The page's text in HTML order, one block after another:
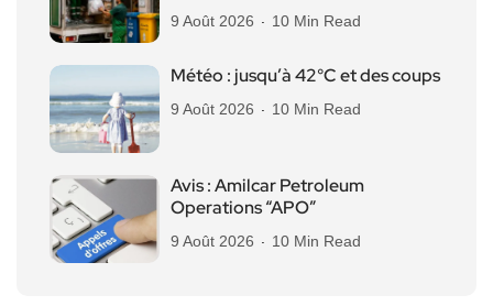
9 Août 2026 10 Min Read
Météo : jusqu’à 42°C et des coups
9 Août 2026 10 Min Read
Avis : Amilcar Petroleum
Operations “APO”
9 Août 2026 10 Min Read